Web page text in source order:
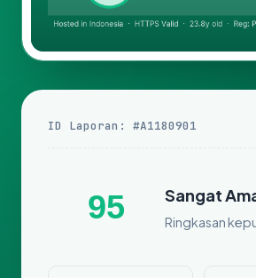
ID Laporan: #A1180901
95 Sangat
Ringkasan